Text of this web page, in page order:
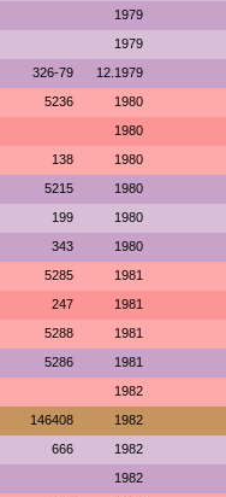
1979
1979
326-79 12.1979
5236 1980
1980
138 1980
5215 1980
199 1980
343 1980
5285 1981
247 1981
5288 1981
5286 1981
1982
146408 1982
666 1982
1982